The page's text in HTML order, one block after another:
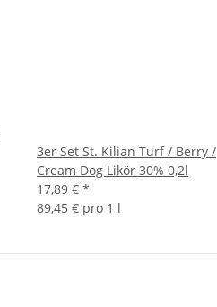
3er Set St. Kilian Turf / Berry /
Cream Dog Likör 30% 0,2l
17,89 € *
89,45 € pro 1 l